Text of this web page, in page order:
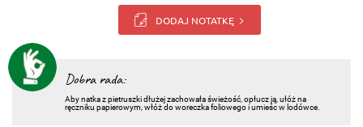
DODAJ NOTATKĘ
Dobra rada:
Aby natka z pietruszki dłużej zachowała świeżość, opłucz ją, ułóż na
ręczniku papierowym, włóż do woreczka foliowego i umieśc w lodówce.